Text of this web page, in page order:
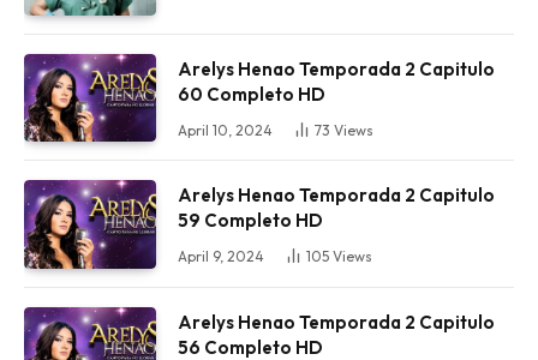
Arelys Henao Temporada 2 Capitulo
60 Completo HD
April 10, 2024 73 Views
Arelys Henao Temporada 2 Capitulo
59 Completo HD
April 9, 2024 105 Views
Arelys Henao Temporada 2 Capitulo
56 Completo HD